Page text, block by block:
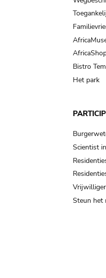
Bistro
Het park
Scientist
Steun het